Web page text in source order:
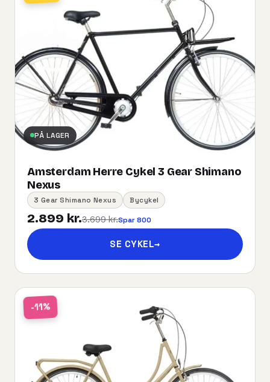
PÅ LAGER
Amsterdam Herre Cykel 3 Gear Shimano
Nexus
3 Gear Shimano Nexus Bycykel
2.899 kr.3.699 kr.Spar 800
SE CYKEL→
-11%